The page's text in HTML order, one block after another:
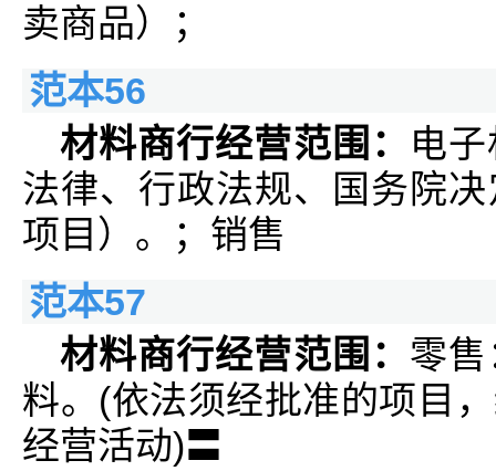
卖商品）；
范本56
材料商行经营范围：
电
法律、行政法规、国务院
项目）。；销售
范本57
材料商行经营范围： 零
料。(依法须经批准的项目
经营活动)〓